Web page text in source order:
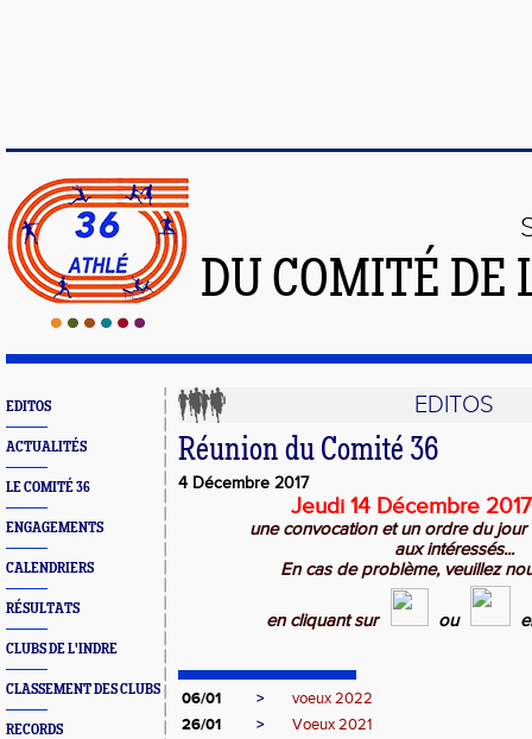
DU COMITÉ
EDITOS
ACTUALITÉS
LE COMITÉ 36
ENGAGEMENTS
CALENDRIERS
RÉSULTATS
CLUBS DE L'INDRE
CLASSEMENT DES CLUBS
RECORDS
EDITOS
Réunion du Comité 36
4 Décembre 2017
Jeudi 14 Décembre
une convocation et un ordre du jour
aux intéressés...
En cas de problème, veuillez
en cliquant sur ou
06/01 >
voeux 2022
26/01
>
Voeux 2021